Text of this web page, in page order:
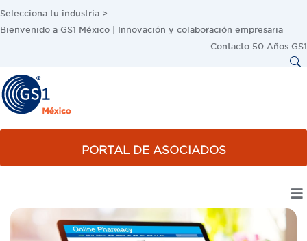
Selecciona tu industria >
Bienvenido a GS1 México | Innovación y colaboración empresaria
Contacto 50 Años GS1
PORTAL DE ASOCIADOS